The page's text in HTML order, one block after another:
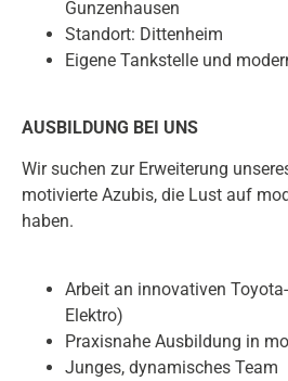
Gunzenhausen
Standort: Dittenheim
Eigene Tankstelle und
AUSBILDUNG BEI UNS
Wir suchen zur Erweiterung
motivierte Azubis, die Lust auf
haben.
Arbeit an innovativen
Elektro)
Praxisnahe Ausbildung in
Junges, dynamisches Team